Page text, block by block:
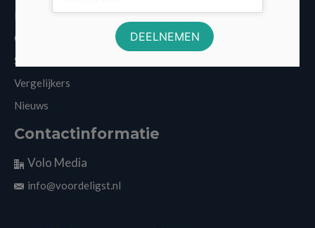
Disclaimer
Cookies
Sitemap
Vergelijkers
Nieuws
Contactinformatie
Volo Media
info@voordeligst.nl